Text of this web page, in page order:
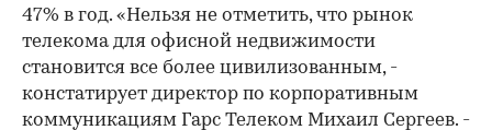
47% в год. «Нельзя не отметить, что рынок
телекома для офисной недвижимости
становится все более цивилизованным, -
констатирует директор по корпоративным
коммуникациям Гарс Телеком Михаил Сергеев. -